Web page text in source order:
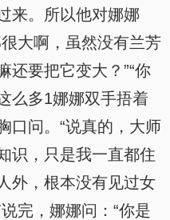
来。所以他对娜娜
大啊，虽然没有兰芳
还要把它变大？”“你
么多1娜娜双手捂着
口问。“说真的，大师
识，只是我一直都住
外，根本没有见过女
完，娜娜问：“你是